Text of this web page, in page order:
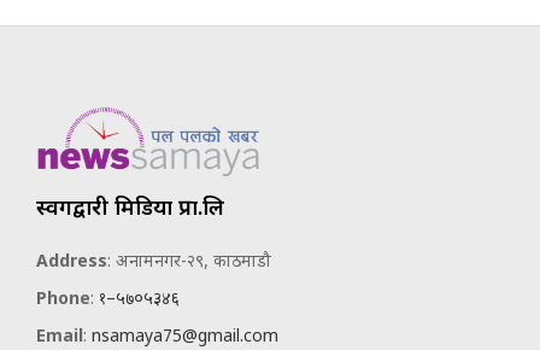
स्वर्गद्वारी मिडिया प्रा.लि
Address: अनामनगर-२९, काठमाडौ
Phone: १–५७०५३४६
Email: nsamaya75@gmail.com